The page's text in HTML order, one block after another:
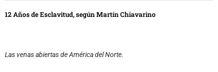
12 Años de Esclavitud, según Martín Chiavarino
Las venas abiertas de América del Norte.